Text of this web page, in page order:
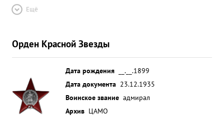
Ещё
Орден Красной Звезды
Дата рождения
__.__.1899
Дата документа 23.12.1935
Воинское звание адмирал
Архив ЦАМО